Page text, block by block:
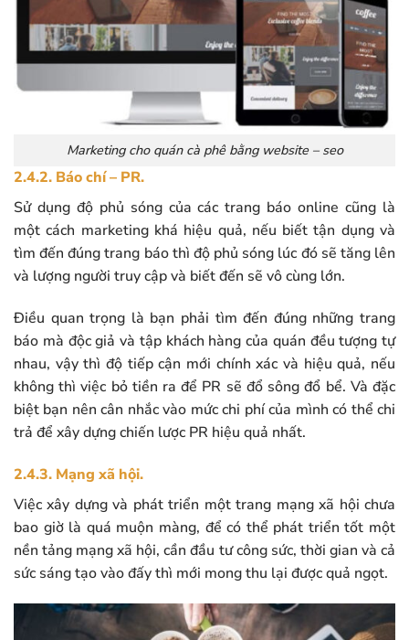
Marketing cho quán cà phê bằng website – seo
2.4.2. Báo chí – PR.
Sử dụng độ phủ sóng của các trang báo online cũng là
một cách marketing khá hiệu quả, nếu biết tận dụng và
tìm đến đúng trang báo thì độ phủ sóng lúc đó sẽ tăng lên
và lượng người truy cập và biết đến sẽ vô cùng lớn.
Điều quan trọng là bạn phải tìm đến đúng những trang
báo mà độc giả và tập khách hàng của quán đều tượng tự
nhau, vậy thì độ tiếp cận mới chính xác và hiệu quả, nếu
không thì việc bỏ tiền ra để PR sẽ đổ sông đổ bể. Và đặc
biệt bạn nên cân nhắc vào mức chi phí của mình có thể chi
trả để xây dựng chiến lược PR hiệu quả nhất.
2.4.3. Mạng xã hội.
Việc xây dựng và phát triển một trang mạng xã hội chưa
bao giờ là quá muộn màng, để có thể phát triển tốt một
nền tảng mạng xã hội, cần đầu tư công sức, thời gian và cả
sức sáng tạo vào đấy thì mới mong thu lại được quả ngọt.